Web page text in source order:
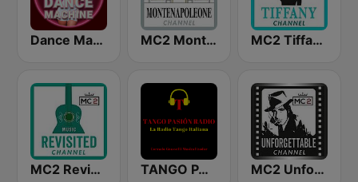
Dance Machine MC2 Montenapoleone Channel MC2 Tiffany Channel
MC2 Revisited Channel TANGO PASION RADIO MC2 Unforgettable Channel